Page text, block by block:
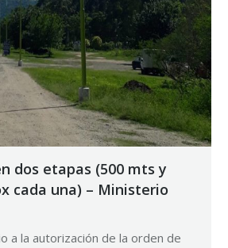
dos etapas (500 mts y
cada una) – Ministerio
a la autorización de la orden de